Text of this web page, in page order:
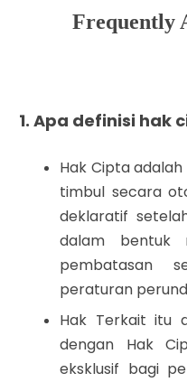
Frequently
1. Apa definisi hak
Hak Cipta
timbul secara
deklaratif
dalam bentuk
pembatasan
peraturan
Hak Terkait itu
dengan Hak
eksklusif bagi